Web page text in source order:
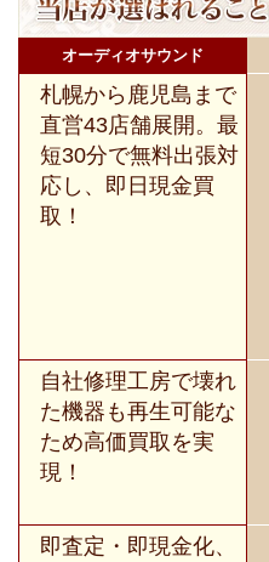
オーディオサウンド
札幌から鹿児島まで
直営43店舗展開。最
短30分で無料出張対
応し、即日現金買
取！
自社修理工房で壊れ
た機器も再生可能な
ため高価買取を実
現！
即査定・即現金化、